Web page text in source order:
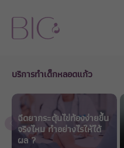
บริการทำเด็กหลอดแก้ว
ฉีดยากระตุ้นไข่ท้องง่ายขึ้น
จริงไหม ทำอย่างไรให้ได้
ผล ?